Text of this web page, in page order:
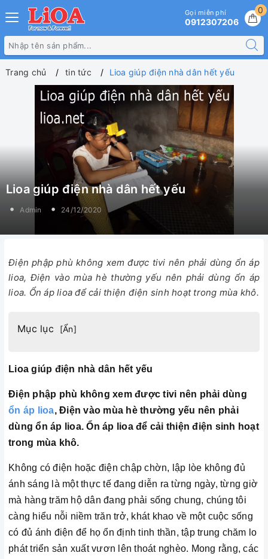
0
Gọi miễn phí
0912307206
Trang chủ tin tức Lioa giúp điện nhà dân hết yếu
Lioa giúp điện nhà dân hết yếu
Admin 24/12/2020
Điện phập phù không xem được tivi nên phải dùng ổn áp
lioa, Điện vào mùa hè thường yếu nên phải dùng ổn áp
lioa. Ổn áp lioa để cải thiện điện sinh hoạt trong mùa khô.
Mục lục [Ẩn]
Lioa giúp điện nhà dân hết yếu
Điện phập phù không xem được tivi nên phải dùng
ổn áp lioa, Điện vào mùa hè thường yếu nên phải
dùng ổn áp lioa. Ổn áp lioa để cải thiện điện sinh hoạt
trong mùa khô.
Không có điện hoặc điện chập chờn, lập lòe không đủ
ánh sáng là một thực tế đang diễn ra từng ngày, từng giờ
mà hàng trăm hộ dân đang phải sống chung, chúng tôi
càng hiểu nỗi niềm trăn trở, khát khao về một cuộc sống
có đủ ánh điện để họ ổn định tinh thần, tập trung chăm lo
phát triển sản xuất vươn lên thoát nghèo. Mong rằng, các